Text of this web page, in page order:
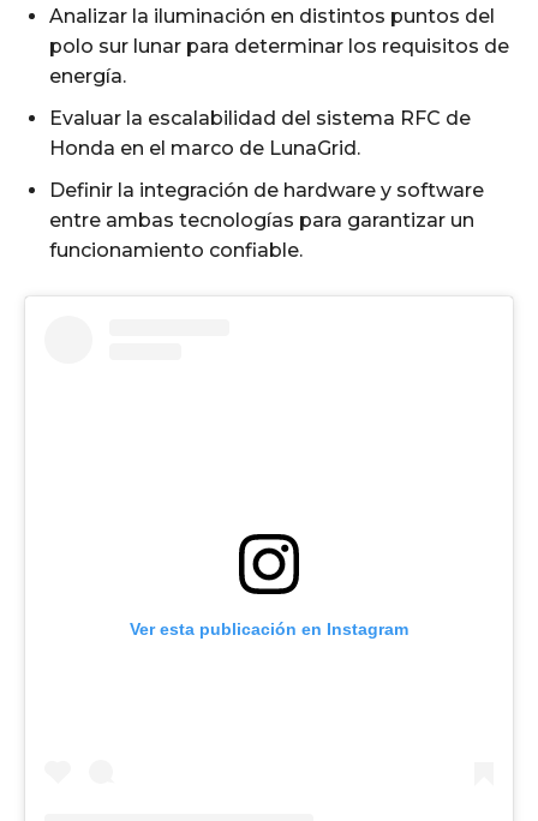
Analizar la iluminación en distintos puntos del
polo sur lunar para determinar los requisitos de
energía.
Evaluar la escalabilidad del sistema RFC de
Honda en el marco de LunaGrid.
Definir la integración de hardware y software
entre ambas tecnologías para garantizar un
funcionamiento confiable.
Ver esta publicación en Instagram